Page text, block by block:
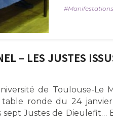
Manifestations
– LES JUSTES
de Toulouse-Le
ronde du 24
Justes de Dieulefit…